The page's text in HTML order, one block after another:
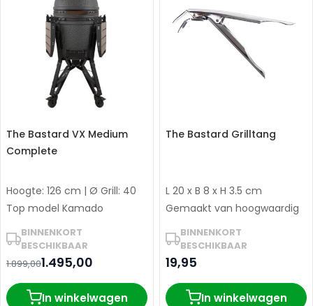
The Bastard VX Medium
Complete
Hoogte: 126 cm | Ø Grill: 40
cm
Top model Kamado
BINNENKORT
BESCHIKBAAR
1.495,00
1.899,00
In winkelwagen
The Bastard Grilltang
L 20 x B 8 x H 3.5 cm
Gemaakt van hoogwaardig
RVSBINNENKORT
BESCHIKBAAR
19,95
In winkelwagen